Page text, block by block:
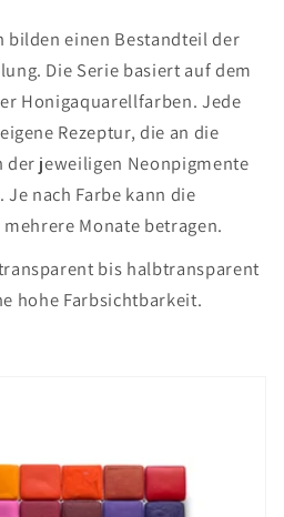
bilden einen Bestandteil der
Die Serie basiert auf dem
Honigaquarellfarben. Jede
Rezeptur, die an die
der jeweiligen Neonpigmente
nach Farbe kann die
Monate betragen.
bis halbtransparent
hohe Farbsichtbarkeit.